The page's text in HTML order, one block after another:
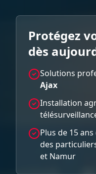
Protégez
dès
Solutions
Ajax
Installation
Plus de 15
des
et Namur